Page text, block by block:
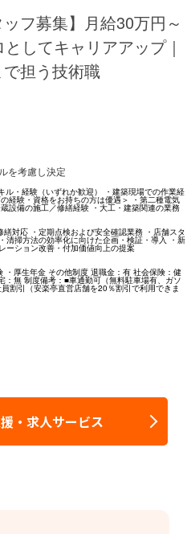
フ募集】月給30万円～
してキャリアアップ｜
担う技術職
を考慮し決定
ル・経験（いずれか歓迎） ・建築現場での作業経
経験・資格をお持ちの方は優遇＞ ・第二種電気
設備の施工／修繕経験 ・大工・建築関連の業務
対応 ・定期点検および安全確認業務 ・店舗スタ
清掃方法の効率化に向けた企画・検証・導入 ・新
ーション改善・付加価値向上の提案
・厚生年金 その他制度 退職金：有 社会保険：健
無 制度備考：■車通勤可（無料駐車場有、ガソ
割引（安楽亭直営店舗を20％割引で利用できま
・求人サービス